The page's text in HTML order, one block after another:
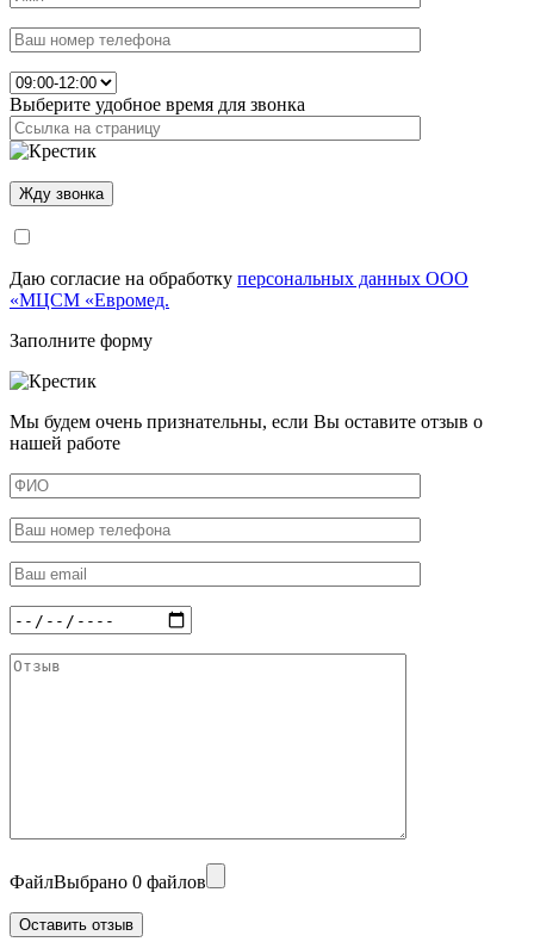
Выберите удобное время для звонка
Даю согласие на обработку персональных данных ООО
«МЦСМ «Евромед.
Заполните форму
Мы будем очень признательны, если Вы оставите отзыв о
нашей работе
ФайлВыбрано 0 файлов